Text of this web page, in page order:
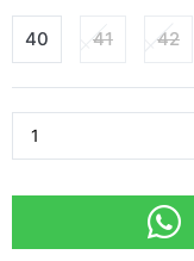
40 41 42